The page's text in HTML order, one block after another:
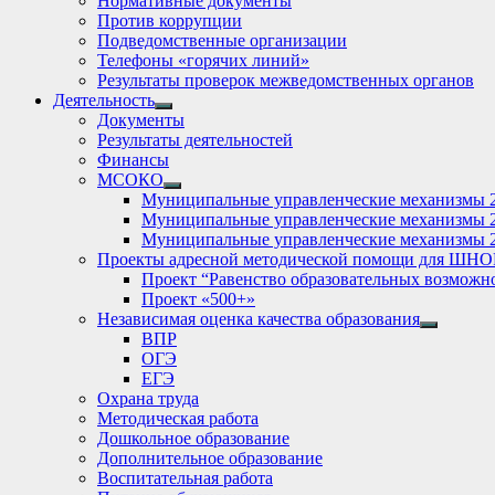
Против коррупции
Подведомственные организации
Телефоны «горячих линий»
Результаты проверок межведомственных органов
Деятельность
Show
sub
menu
Документы
Результаты деятельностей
Финансы
МСОКО
Show
sub
menu
Муниципальные управленческие механизмы
Муниципальные управленческие механизмы
Муниципальные управленческие механизмы
Проекты адресной методической помощи для
Проект “Равенство образовательных
Проект «500+»
Независимая оценка качества образования
Show
ВПР
ОГЭ
ЕГЭ
Охрана труда
Методическая работа
Дошкольное образование
Дополнительное образование
Воспитательная работа